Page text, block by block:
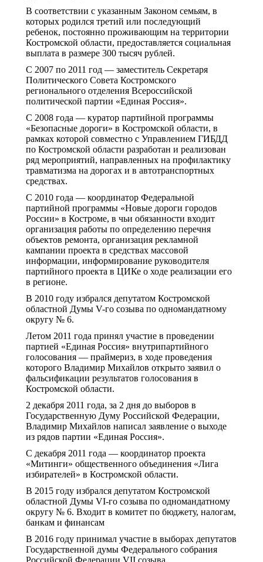
В соответствии с указанным Законом семьям, в
которых родился третий или последующий
ребенок, постоянно проживающим на территории
Костромской области, предоставляется социальная
выплата в размере 300 тысяч рублей.
С 2007 по 2011 год — заместитель Секретаря
Политического Совета Костромского
регионального отделения Всероссийской
политической партии «Единая Россия».
С 2008 года — куратор партийной программы
«Безопасные дороги» в Костромской области, в
рамках которой совместно с Управлением ГИБДД
по Костромской области разработан и реализован
ряд мероприятий, направленных на профилактику
травматизма на дорогах и в автотранспортных
средствах.
С 2010 года — координатор Федеральной
партийной программы «Новые дороги городов
России» в Костроме, в чьи обязанности входит
организация работы по определению перечня
объектов ремонта, организация рекламной
кампании проекта в средствах массовой
информации, информирование руководителя
партийного проекта в ЦИКе о ходе реализации его
в регионе.
В 2010 году избрался депутатом Костромской
областной Думы V-го созыва по одномандатному
округу № 6.
Летом 2011 года принял участие в проведении
партией «Единая Россия» внутрипартийного
голосования — праймериз, в ходе проведения
которого Владимир Михайлов открыто заявил о
фальсификации результатов голосования в
Костромской области.
2 декабря 2011 года, за 2 дня до выборов в
Государственную Думу Российской Федерации,
Владимир Михайлов написал заявление о выходе
из рядов партии «Единая Россия».
С декабря 2011 года — координатор проекта
«Митинги» общественного объединения «Лига
избирателей» в Костромской области.
В 2015 году избрался депутатом Костромской
областной Думы VI-го созыва по одномандатному
округу № 6. Входит в комитет по бюджету, налогам,
банкам и финансам
В 2016 году принимал участие в выборах депутатов
Государственной думы Федерального собрания
Российской Федерации VII созыва.